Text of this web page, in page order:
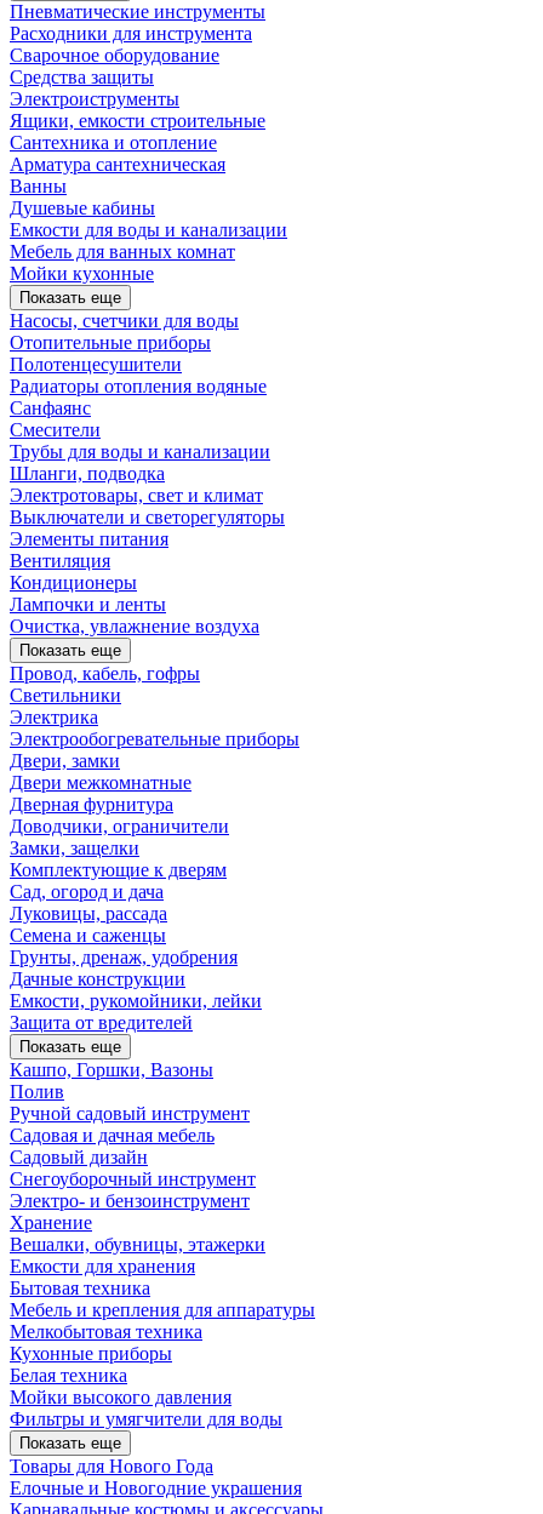
Пневматические инструменты
Расходники для инструмента
Сварочное оборудование
Средства защиты
Электроиструменты
Ящики, емкости строительные
Сантехника и отопление
Арматура сантехническая
Ванны
Душевые кабины
Емкости для воды и канализации
Мебель для ванных комнат
Мойки кухонные
Показать еще
Насосы, счетчики для воды
Отопительные приборы
Полотенцесушители
Радиаторы отопления водяные
Санфаянс
Смесители
Трубы для воды и канализации
Шланги, подводка
Электротовары, свет и климат
Выключатели и светорегуляторы
Элементы питания
Вентиляция
Кондиционеры
Лампочки и ленты
Очистка, увлажнение воздуха
Показать еще
Провод, кабель, гофры
Светильники
Электрика
Электрообогревательные приборы
Двери, замки
Двери межкомнатные
Дверная фурнитура
Доводчики, ограничители
Замки, защелки
Комплектующие к дверям
Сад, огород и дача
Луковицы, рассада
Семена и саженцы
Грунты, дренаж, удобрения
Дачные конструкции
Емкости, рукомойники, лейки
Защита от вредителей
Показать еще
Кашпо, Горшки, Вазоны
Полив
Ручной садовый инструмент
Садовая и дачная мебель
Садовый дизайн
Снегоуборочный инструмент
Электро- и бензоинструмент
Хранение
Вешалки, обувницы, этажерки
Емкости для хранения
Бытовая техника
Мебель и крепления для аппаратуры
Мелкобытовая техника
Кухонные приборы
Белая техника
Мойки высокого давления
Фильтры и умягчители для воды
Показать еще
Товары для Нового Года
Елочные и Новогодние украшения
Карнавальные костюмы и аксессуары